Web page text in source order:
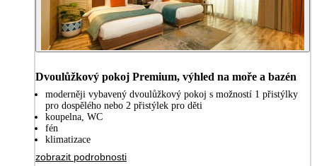
Dvoulůžkový pokoj Premium, výhled na moře a bazén
moderněji vybavený dvoulůžkový pokoj s možností 1 přistýlky
pro dospělého nebo 2 přistýlek pro děti
koupelna, WC
fén
klimatizace
zobrazit podrobnosti